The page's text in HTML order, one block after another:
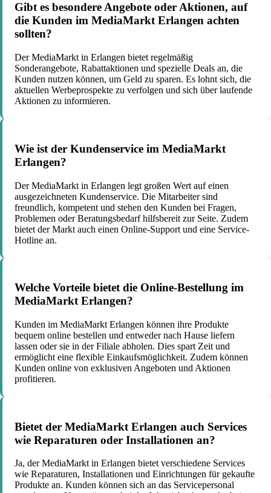
Gibt es besondere Angebote oder Aktionen, auf
die Kunden im MediaMarkt Erlangen achten
sollten?
Der MediaMarkt in Erlangen bietet regelmäßig
Sonderangebote, Rabattaktionen und spezielle Deals an, die
Kunden nutzen können, um Geld zu sparen. Es lohnt sich, die
aktuellen Werbeprospekte zu verfolgen und sich über laufende
Aktionen zu informieren.
Wie ist der Kundenservice im MediaMarkt
Erlangen?
Der MediaMarkt in Erlangen legt großen Wert auf einen
ausgezeichneten Kundenservice. Die Mitarbeiter sind
freundlich, kompetent und stehen den Kunden bei Fragen,
Problemen oder Beratungsbedarf hilfsbereit zur Seite. Zudem
bietet der Markt auch einen Online-Support und eine Service-
Hotline an.
Welche Vorteile bietet die Online-Bestellung im
MediaMarkt Erlangen?
Kunden im MediaMarkt Erlangen können ihre Produkte
bequem online bestellen und entweder nach Hause liefern
lassen oder sie in der Filiale abholen. Dies spart Zeit und
ermöglicht eine flexible Einkaufsmöglichkeit. Zudem können
Kunden online von exklusiven Angeboten und Aktionen
profitieren.
Bietet der MediaMarkt Erlangen auch Services
wie Reparaturen oder Installationen an?
Ja, der MediaMarkt in Erlangen bietet verschiedene Services
wie Reparaturen, Installationen und Einrichtungen für gekaufte
Produkte an. Kunden können sich an das Servicepersonal